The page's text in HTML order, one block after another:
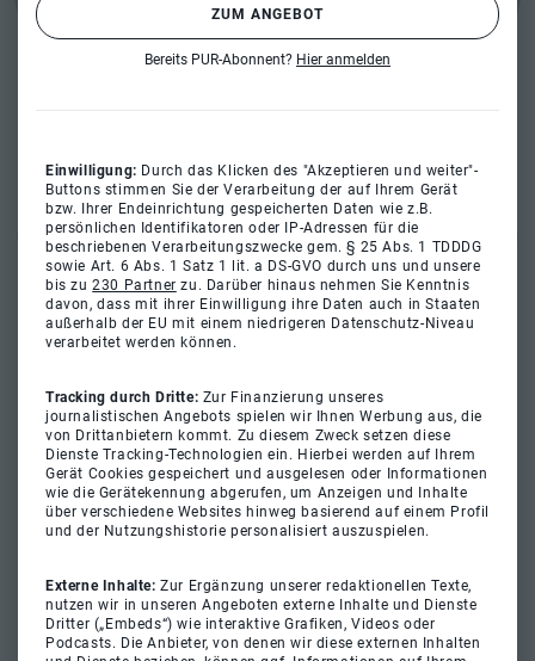
ZUM ANGEBOT
Bereits PUR-Abonnent? Hier anmelden
Einwilligung: Durch das Klicken des "Akzeptieren und weiter"-
Buttons stimmen Sie der Verarbeitung der auf Ihrem Gerät
bzw. Ihrer Endeinrichtung gespeicherten Daten wie z.B.
persönlichen Identifikatoren oder IP-Adressen für die
beschriebenen Verarbeitungszwecke gem. § 25 Abs. 1 TDDDG
sowie Art. 6 Abs. 1 Satz 1 lit. a DS-GVO durch uns und unsere
bis zu230 Partner zu. Darüber hinaus nehmen Sie Kenntnis
davon, dass mit ihrer Einwilligung ihre Daten auch in Staaten
außerhalb der EU mit einem niedrigeren Datenschutz-Niveau
verarbeitet werden können.
Tracking durch Dritte: Zur Finanzierung unseres
journalistischen Angebots spielen wir Ihnen Werbung aus, die
von Drittanbietern kommt. Zu diesem Zweck setzen diese
Dienste Tracking-Technologien ein. Hierbei werden auf Ihrem
Gerät Cookies gespeichert und ausgelesen oder Informationen
wie die Gerätekennung abgerufen, um Anzeigen und Inhalte
über verschiedene Websites hinweg basierend auf einem Profil
und der Nutzungshistorie personalisiert auszuspielen.
Externe Inhalte:Zur Ergänzung unserer redaktionellen Texte,
nutzen wir in unseren Angeboten externe Inhalte und Dienste
Dritter („Embeds“) wie interaktive Grafiken, Videos oder
Podcasts. Die Anbieter, von denen wir diese externen Inhalten